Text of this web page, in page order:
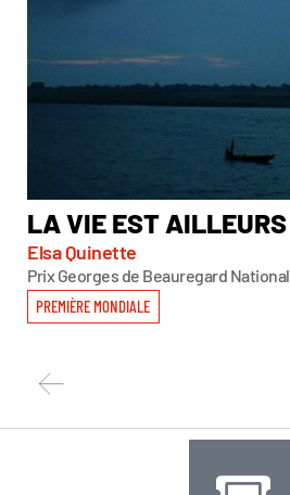
LA VIE EST AILLEURS
Elsa Quinette
Prix Georges de Beauregard National
PREMIÈRE MONDIALE